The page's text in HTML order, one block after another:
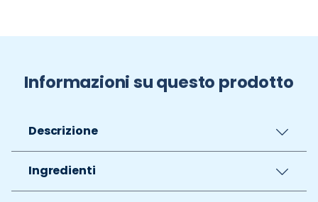
Informazioni su questo prodotto
Descrizione
Ingredienti